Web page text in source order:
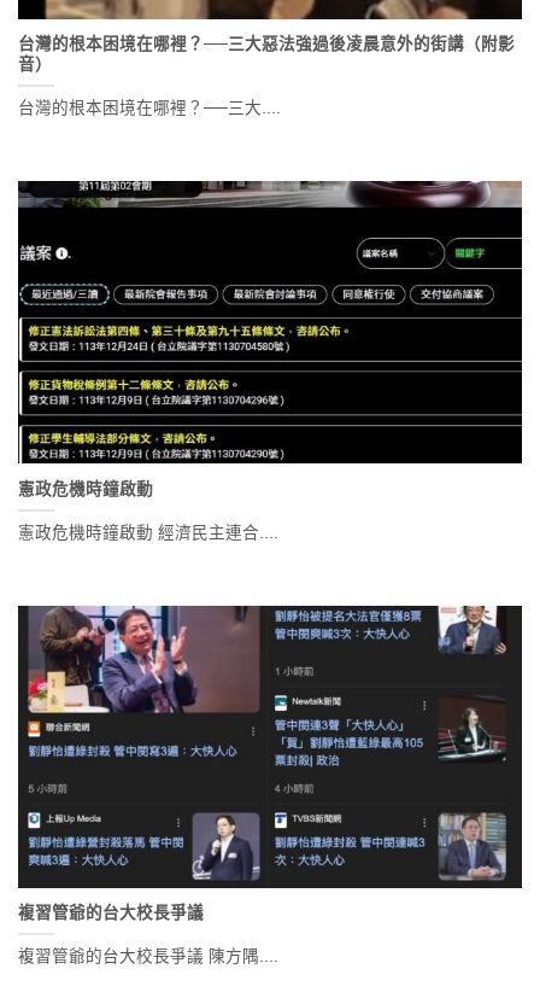
台灣的根本困境在哪裡？──三大惡法強過後凌晨意外的街講（附影
音）
台灣的根本困境在哪裡？──三大....
憲政危機時鐘啟動
憲政危機時鐘啟動 經濟民主連合....
複習管爺的台大校長爭議
複習管爺的台大校長爭議 陳方隅....